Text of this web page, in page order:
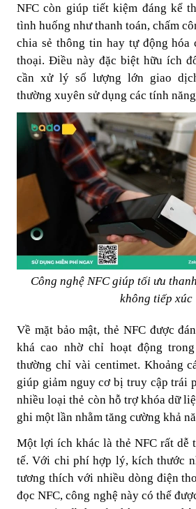
NFC còn giúp tiết kiệm đáng kể
tình huống như thanh toán, chấm
chia sẻ thông tin hay tự động hóa
thoại. Điều này đặc biệt hữu ích
cần xử lý số lượng lớn giao
thường xuyên sử dụng các tính
Công nghệ NFC giúp tối ưu
không tiếp xúc
Về mặt bảo mật, thẻ NFC được
khá cao nhờ chỉ hoạt động
thường chỉ vài centimet. Khoảng
giúp giảm nguy cơ bị truy cập trái
nhiều loại thẻ còn hỗ trợ khóa dữ
ghi một lần nhằm tăng cường khả
Một lợi ích khác là thẻ NFC rất dễ
tế. Với chi phí hợp lý, kích thước
tương thích với nhiều dòng điện
đọc NFC, công nghệ này có thể